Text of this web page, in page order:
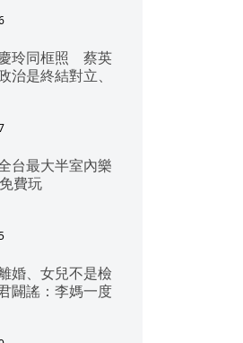
玲同框照 蔡英
治是終結對立、
台最大半室內樂
費玩
婚、女兒不是檢
闢謠：李媽一度